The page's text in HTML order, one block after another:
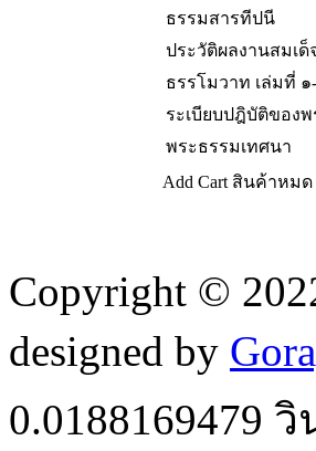
ธรรมสารทีปนี
ประวัติผลงานสมเ
ธรรโมวาท เล่มที่ ๑
ระเบียบปฎิบัติของ
พระธรรมเทศนา
Add Cart สินค้าหมด
Copyright ©
designed by
0.0188169479 วิ